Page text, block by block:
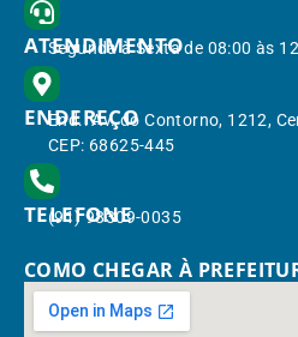
ATENDIMENTO
Segunda à Sexta de 08:00 às
ENDEREÇO
End.: Av. do Contorno, 1212,
CEP: 68625-445
TELEFONE
(91) 98309-0035
COMO CHEGAR À